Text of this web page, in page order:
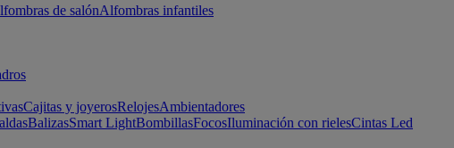
de salónAlfombras infantiles
Cajitas y joyerosRelojesAmbientadores
BalizasSmart LightBombillasFocosIluminación con rielesCintas Led